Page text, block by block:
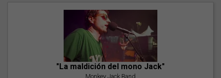
"La maldición del mono Jack"
Monkey Jack Band